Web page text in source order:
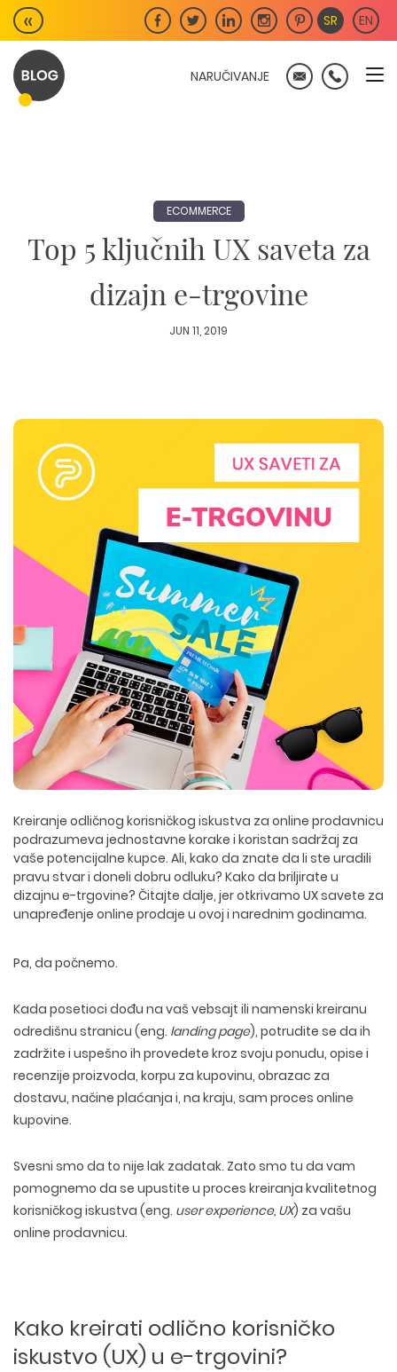
Skip
to
content
« SR EN
NARUČIVANJE
ECOMMERCE
Top 5 ključnih UX saveta za
dizajn e-trgovine
JUN 11, 2019
Kreiranje odličnog korisničkog iskustva za online prodavnicu
podrazumeva jednostavne korake i koristan sadržaj za
vaše potencijalne kupce. Ali, kako da znate da li ste uradili
pravu stvar i doneli dobru odluku? Kako da briljirate u
dizajnu e-trgovine? Čitajte dalje, jer otkrivamo UX savete za
unapređenje online prodaje u ovoj i narednim godinama.
Pa, da počnemo.
Kada posetioci dođu na vaš vebsajt ili namenski kreiranu
odredišnu stranicu (eng. landing page), potrudite se da ih
zadržite i uspešno ih provedete kroz svoju ponudu, opise i
recenzije proizvoda, korpu za kupovinu, obrazac za
dostavu, načine plaćanja i, na kraju, sam proces online
kupovine.
Svesni smo da to nije lak zadatak. Zato smo tu da vam
pomognemo da se upustite u proces kreiranja kvalitetnog
korisničkog iskustva (eng. user experience, UX) za vašu
online prodavnicu.
Kako kreirati odlično korisničko
iskustvo (UX) u e-trgovini?